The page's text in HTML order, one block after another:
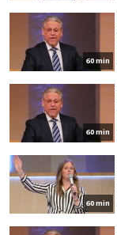
60 min
60 min
60 min